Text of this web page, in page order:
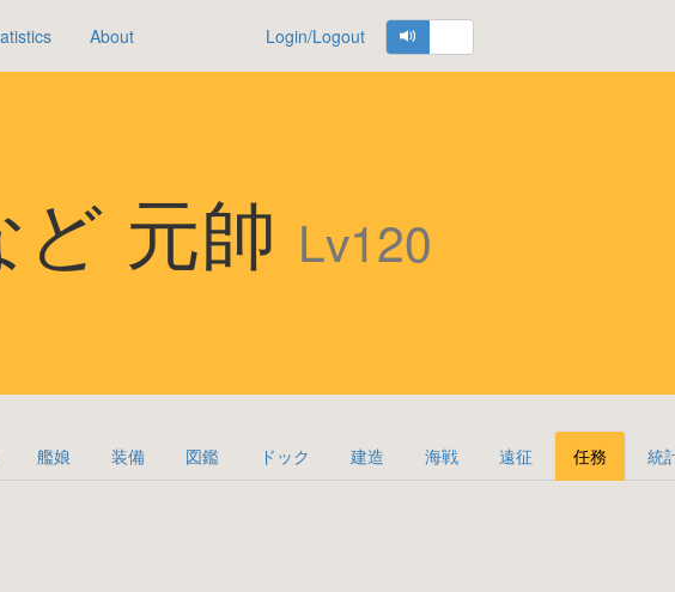
About Login/Logout
元帥 Lv120
艦娘 装備 図鑑 ドック 建造 海戦 遠征 任務 統